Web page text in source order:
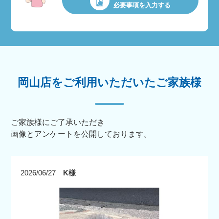
必要事項を入力する
岡山店をご利用いただいたご家族様
ご家族様にご了承いただき
画像とアンケートを公開しております。
2026/06/27 K様